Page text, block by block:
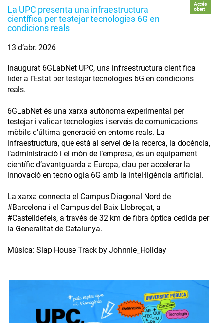
La UPC presenta una infraestructura
científica per testejar tecnologies 6G en
condicions reals
Accés
obert
13 d’abr. 2026
Inaugurat 6GLabNet UPC, una infraestructura científica
líder a l’Estat per testejar tecnologies 6G en condicions
reals.
6GLabNet és una xarxa autònoma experimental per
testejar i validar tecnologies i serveis de comunicacions
mòbils d’última generació en entorns reals. La
infraestructura, que està al servei de la recerca, la docència,
l’administració i el món de l’empresa, és un equipament
científic d’avantguarda a Europa, clau per accelerar la
innovació en tecnologia 6G amb la intel·ligència artificial.
La xarxa connecta el Campus Diagonal Nord de
#Barcelona i el Campus del Baix Llobregat, a
#Castelldefels, a través de 32 km de fibra òptica cedida per
la Generalitat de Catalunya.
Música: Slap House Track by Johnnie_Holiday